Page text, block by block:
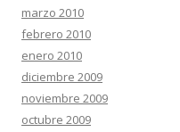
marzo 2010
febrero 2010
enero 2010
diciembre 2009
noviembre 2009
octubre 2009